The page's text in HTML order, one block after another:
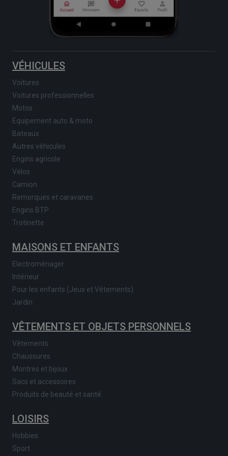
VÉHICULES
Voitures
Voitures professionnelles
Motos
Equipement auto & moto
Bateaux
Autres véhicules
Engins agricole
Vélos
Camion
Remorques et caravanes
Engins BTP
Trotinette
MAISONS ET ENFANTS
Electroménager
Intérieur
Pour les enfants (Jeux et Vêtements)
Jardin
VÊTEMENTS ET OBJETS PERSONNELS
Vêtements
Chaussures
Montres et bijoux
Sacs et accessoires
Produits de beauté et santé
LOISIRS
Hobbies
Sport